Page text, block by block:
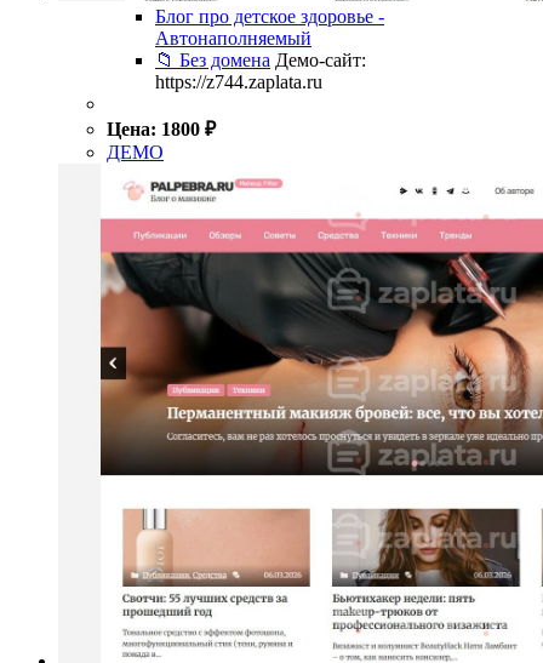
Блог про детское здоровье -
Автонаполняемый
📁 Без домена Демо-сайт:
https://z744.zaplata.ru
Цена: 1800 ₽
ДЕМО